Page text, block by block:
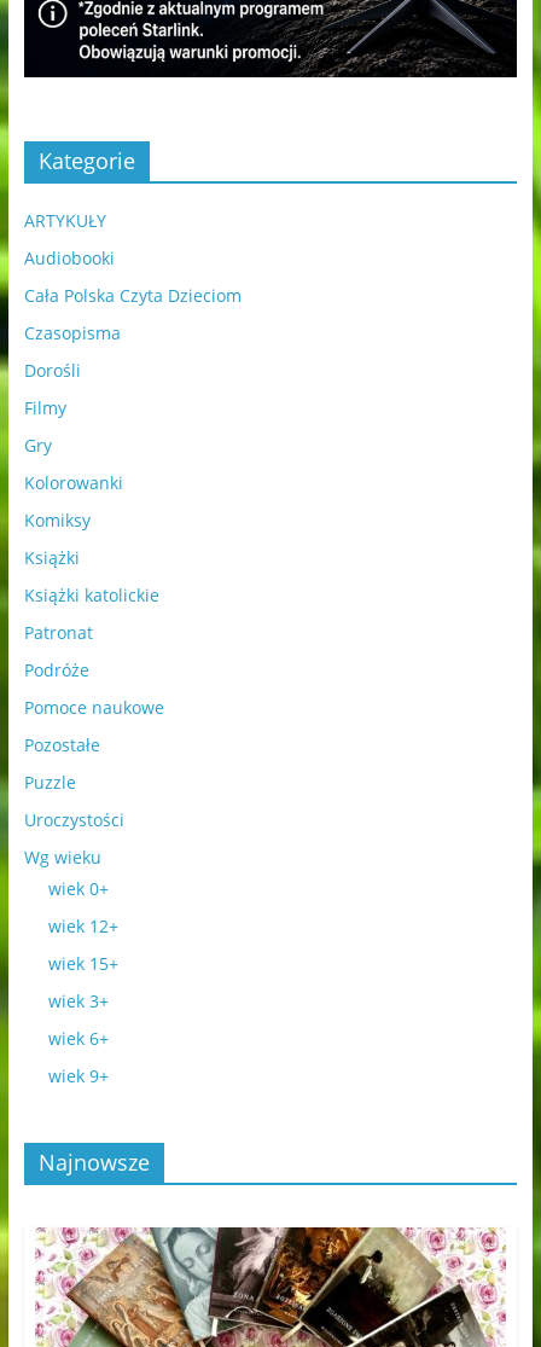
Kategorie
ARTYKUŁY
Audiobooki
Cała Polska Czyta Dzieciom
Czasopisma
Dorośli
Filmy
Gry
Kolorowanki
Komiksy
Książki
Książki katolickie
Patronat
Podróże
Pomoce naukowe
Pozostałe
Puzzle
Uroczystości
Wg wieku
wiek 0+
wiek 12+
wiek 15+
wiek 3+
wiek 6+
wiek 9+
Najnowsze